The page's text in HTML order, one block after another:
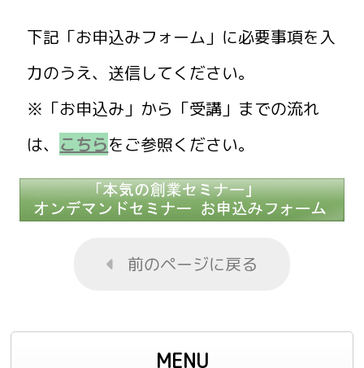
下記「お申込みフォーム」に必要事項を入
力のうえ、送信してください。
※「お申込み」から「受講」までの流れ
は、 こちらをご参照ください。
前のページに戻る
MENU